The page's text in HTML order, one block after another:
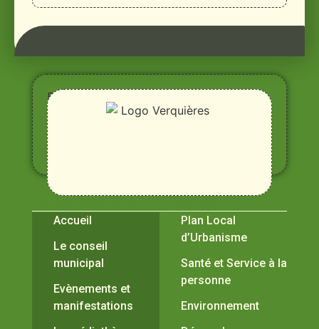
Entre
Rhône,
Alpilles
et
Durance
Accueil
Le conseil
municipal
Evènements et
manifestations
Plan Local
d’Urbanisme
Santé et Service à la
personne
Environnement